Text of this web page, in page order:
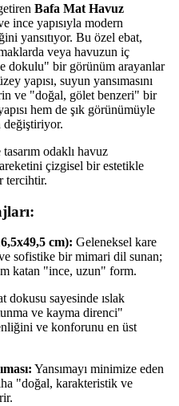
Bafa Mat Havuz
ince yapısıyla modern
yansıtıyor. Bu özel ebat,
veya havuzun iç
dokulu" bir görünüm arayanlar
yapısı, suyun yansımasını
ve "doğal, gölet benzeri" bir
hem de şık görünümüyle
değiştiriyor.
odaklı havuz
çizgisel bir estetikle
tercihtir.
cm): Geleneksel kare
sofistike bir mimari dil sunan;
katan "ince, uzun" form.
dokusu sayesinde ıslak
ve kayma direnci"
ve konforunu en üst
Yansımayı minimize eden
"doğal, karakteristik ve